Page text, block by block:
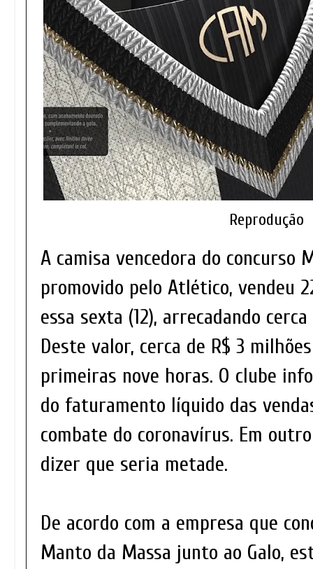
Reprodução
A camisa vencedora do concurso
promovido pelo Atlético, vendeu
essa sexta (12), arrecadando
Deste valor, cerca de R$ 3
primeiras nove horas. O clube
do faturamento líquido das
combate do coronavírus. Em
dizer que seria metade.
De acordo com a empresa que
Manto da Massa junto ao Galo,